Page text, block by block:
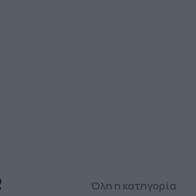
Όλη η κατηγορία